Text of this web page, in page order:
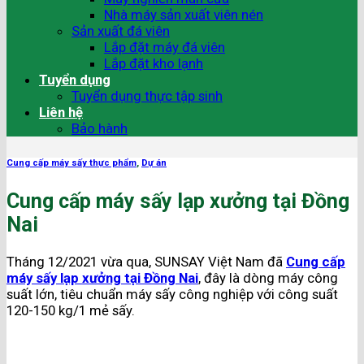
Nhà máy sản xuất viên nén
Sản xuất đá viên
Lắp đặt máy đá viên
Lắp đặt kho lạnh
Tuyển dụng
Tuyển dụng thực tập sinh
Liên hệ
Bảo hành
Cung cấp máy sấy thực phẩm, Dự án
Cung cấp máy sấy lạp xưởng tại Đồng
Nai
Tháng 12/2021 vừa qua, SUNSAY Việt Nam đã Cung cấp
máy sấy lạp xưởng tại Đồng Nai, đây là dòng máy công
suất lớn, tiêu chuẩn máy sấy công nghiệp với công suất
120-150 kg/1 mẻ sấy.